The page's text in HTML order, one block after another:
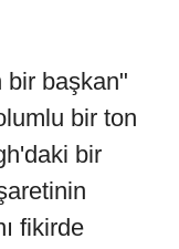
bir başkan"
bir ton
bir
fikirde